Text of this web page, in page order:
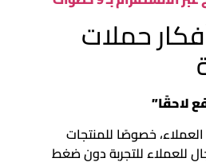
من 10 أفكار حملات
خصوصًا للمنتجات
للعملاء للتجربة دون ضغط